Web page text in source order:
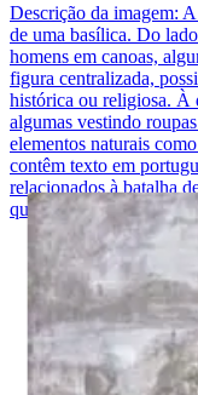
Descrição da imagem:
de uma basílica. Do
homens em canoas,
figura centralizada,
histórica ou religiosa. À
algumas vestindo
elementos naturais
contêm texto em
relacionados à batalha
quatro arcos